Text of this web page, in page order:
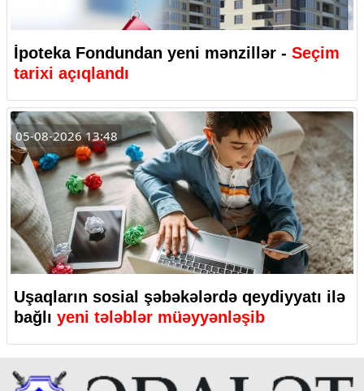
İpoteka Fondundan yeni mənzillər - Seçim
tarixi açıqlandı
05-08-2026 13:48
Uşaqların sosial şəbəkələrdə qeydiyyatı ilə
bağlı yeni tələblər müəyyənləşib